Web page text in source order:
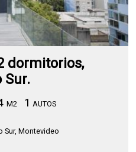
dormitorios,
Sur.
M2 1 AUTOS
Sur, Montevideo